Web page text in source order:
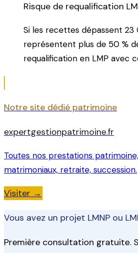
Risque de requalification
Si les recettes dépassent
représentent plus de 50 %
requalification en LMP avec
Notre site dédié patrimoine
expertgestionpatrimoine.fr
Toutes nos prestations
matrimoniaux, retraite, succession.
Visiter →
Vous avez un projet LMNP ou
Première consultation gratuite.